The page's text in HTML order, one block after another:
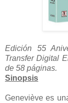
Edición 55
Transfer Digital
de 58 páginas.
Sinopsis
Geneviève es